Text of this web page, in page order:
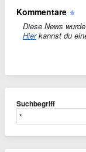
Kommentare
Diese News
Hierkannst du
Suchbegriff